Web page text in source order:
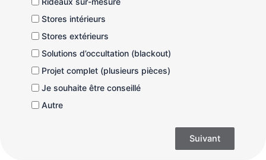
Stores intérieurs
Stores extérieurs
Solutions d’occultation (blackout)
Projet complet (plusieurs pièces)
Je souhaite être conseillé
Autre
Suivant